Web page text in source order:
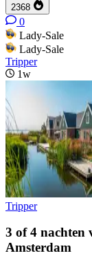
2368
0
Lady-Sale
Lady-Sale
Tripper
1w
Tripper
3 of 4
Amsterdam